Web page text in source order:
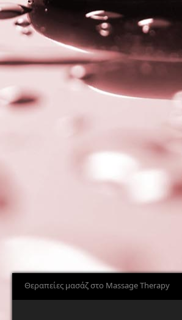
Θεραπείες μασάζ στο Massage Therapy